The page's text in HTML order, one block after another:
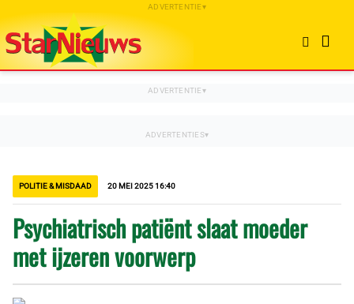
POLITIE & MISDAAD 20 MEI 2025 16:40
Psychiatrisch patiënt slaat moeder
met ijzeren voorwerp